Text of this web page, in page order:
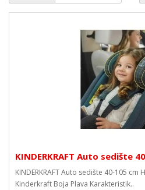
KINDERKRAFT Auto sedište
KINDERKRAFT Auto sedište 40-105 cm
Kinderkraft Boja Plava Karakteristik..